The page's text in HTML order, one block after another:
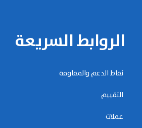
الروابط السريعة
نقاط الدعم والمقاومة
التقييم
عملات